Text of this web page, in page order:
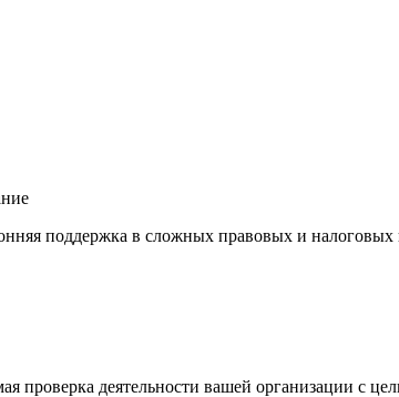
поддержка в сложных правовых и налоговых
проверка деятельности вашей организации с